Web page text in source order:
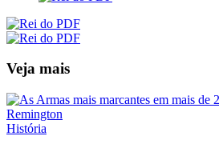
Veja mais
História